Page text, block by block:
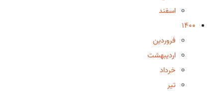
اسفند
1400
فروردین
اردیبهشت
خرداد
تیر